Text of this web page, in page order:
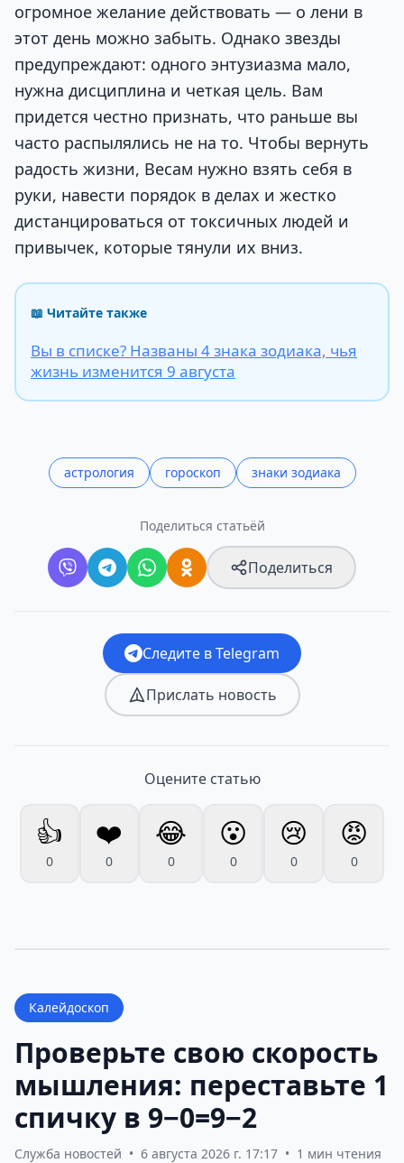
огромное желание действовать — о лени в
этот день можно забыть. Однако звезды
предупреждают: одного энтузиазма мало,
нужна дисциплина и четкая цель. Вам
придется честно признать, что раньше вы
часто распылялись не на то. Чтобы вернуть
радость жизни, Весам нужно взять себя в
руки, навести порядок в делах и жестко
дистанцироваться от токсичных людей и
привычек, которые тянули их вниз.
📖 Читайте также
Вы в списке? Названы 4 знака зодиака, чья
жизнь изменится 9 августа
астрология гороскоп знаки зодиака
Поделиться статьёй
Поделиться
Следите в Telegram
Прислать новость
Оцените статью
👍
0
❤️
0
😂
0
😮
0
😢
0
😡
0
Калейдоскоп
Проверьте свою скорость
мышления: переставьте 1
спичку в 9−0=9−2
Служба новостей • 6 августа 2026 г. 17:17 • 1 мин чтения